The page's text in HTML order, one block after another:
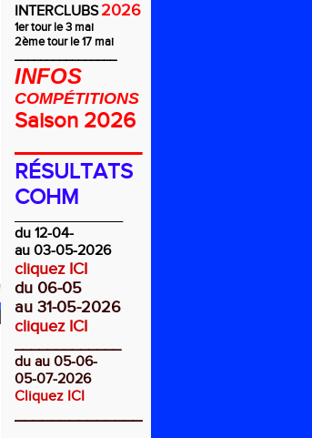
INTERCLUBS 2026
1er tour le 3 mai
2ème tour le 17 mai
________________
INFOS
COMPÉTITIONS
Saison 2026
__________
RÉSULTATS
COHM
du 12-04-
au 03-05-2026
cliquez ICI
du 06-05
au 31-05-2026
cliquez ICI
_____________
du au 05-06-
05-07-2026
Cliquez ICI